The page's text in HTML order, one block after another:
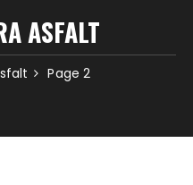
ASFALT
Page 2